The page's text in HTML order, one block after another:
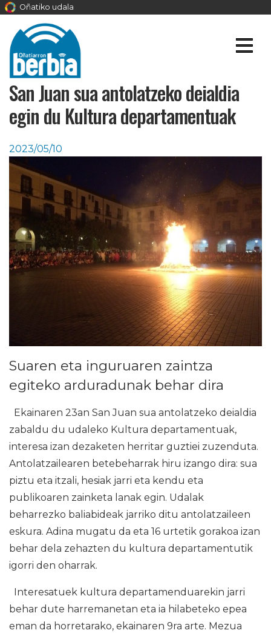
Oñatiko udala
San Juan sua antolatzeko deialdia
egin du Kultura departamentuak
2023/05/10
Suaren eta inguruaren zaintza
egiteko arduradunak behar dira
Ekainaren 23an San Juan sua antolatzeko deialdia
zabaldu du udaleko Kultura departamentuak,
interesa izan dezaketen herritar guztiei zuzenduta.
Antolatzailearen betebeharrak hiru izango dira: sua
piztu eta itzali, hesiak jarri eta kendu eta
publikoaren zainketa lanak egin. Udalak
beharrezko baliabideak jarriko ditu antolatzaileen
eskura. Adina mugatu da eta 16 urtetik gorakoa izan
behar dela zehazten du kultura departamentutik
igorri den oharrak.
Interesatuek kultura departamenduarekin jarri
behar dute harremanetan eta ia hilabeteko epea
eman da horretarako, ekainaren 9ra arte. Mezua